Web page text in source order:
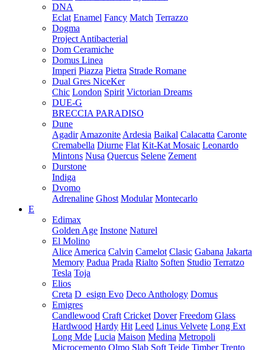
DNA
Eclat Enamel Fancy Match Terrazzo
Dogma
Project Antibacterial
Dom Ceramiche
Domus Linea
Imperi Piazza Pietra Strade Romane
Dual Gres NiceKer
Chic London Spirit Victorian Dreams
DUE-G
BRECCIA PARADISO
Dune
Agadir Amazonite Ardesia Baikal Calacatta Caronte
Cremabella Diurne Flat Kit-Kat Mosaic Leonardo
Mintons Nusa Quercus Selene Zement
Durstone
Indiga
Dvomo
Adrenaline Ghost Modular Montecarlo
E
Edimax
Golden Age Instone Naturel
El Molino
Alice America Calvin Camelot Clasic Gabana Jakarta
Memory Padua Prada Rialto Soften Studio Terratzo
Tesla Toja
Elios
Creta D_esign Evo Deco Anthology Domus
Emigres
Candlewood Craft Cricket Dover Freedom Glass
Hardwood Hardy Hit Leed Linus Velvete Long Ext
Long Mde Lucia Maison Medina Metropoli
Microcemento Olmo Slab Soft Teide Timber Trento